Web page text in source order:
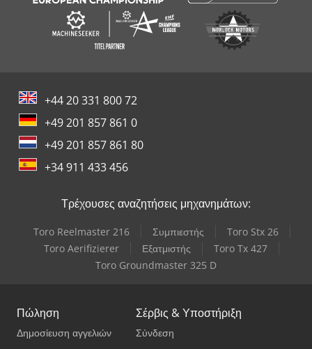
+44 20 331 800 72
+49 201 857 861 0
+49 201 857 861 80
+34 911 433 456
Τρέχουσες αναζητήσεις μηχανημάτων:
Toro Reelmaster 216 Συμπιεστής
Toro Stx 26
Toro Aerifizierer
Εξατμιστής
Toro Tx 427
Toro Groundmaster 325 D
Πώληση
Δημοσίευση αγγελιών
Σέρβις & Υποστήριξη
Σύνδεση